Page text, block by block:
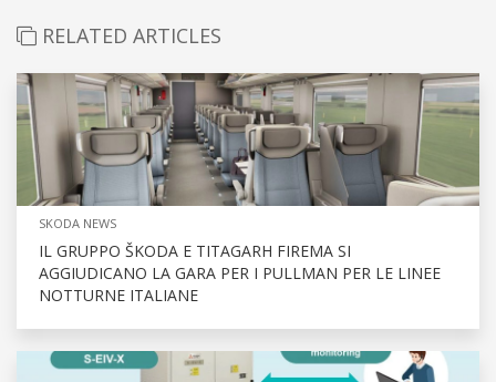
RELATED ARTICLES
SKODA NEWS
IL GRUPPO ŠKODA E TITAGARH FIREMA SI
AGGIUDICANO LA GARA PER I PULLMAN PER LE LINEE
NOTTURNE ITALIANE